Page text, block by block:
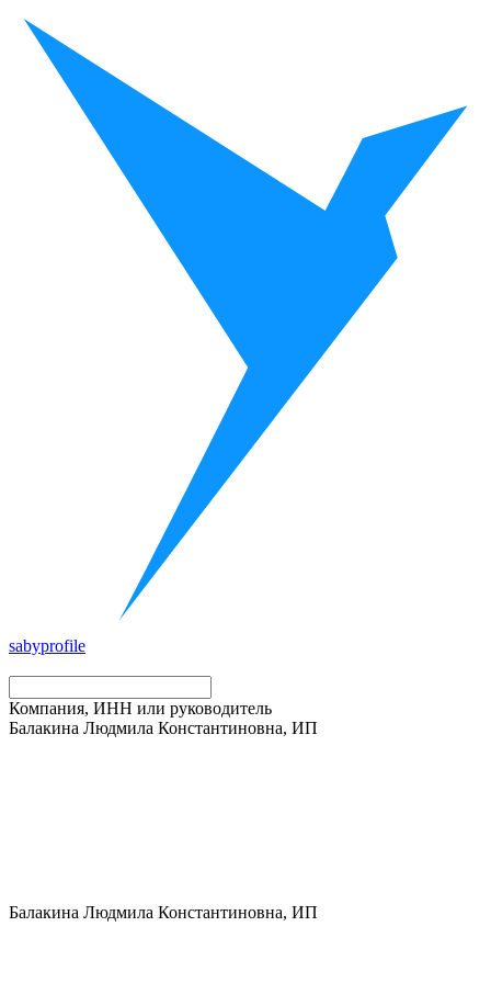
sabyprofile
Компания, ИНН или руководитель
Балакина Людмила Константиновна, ИП
Балакина Людмила Константиновна, ИП